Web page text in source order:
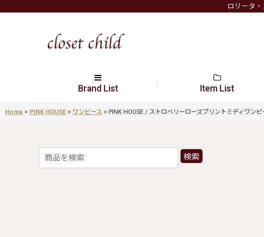
ロリータ
Brand List Item List
Home > PINK HOUSE > ワンピース > PINK HOUSE / ストロベリーローズプリントミディワンピ
検索